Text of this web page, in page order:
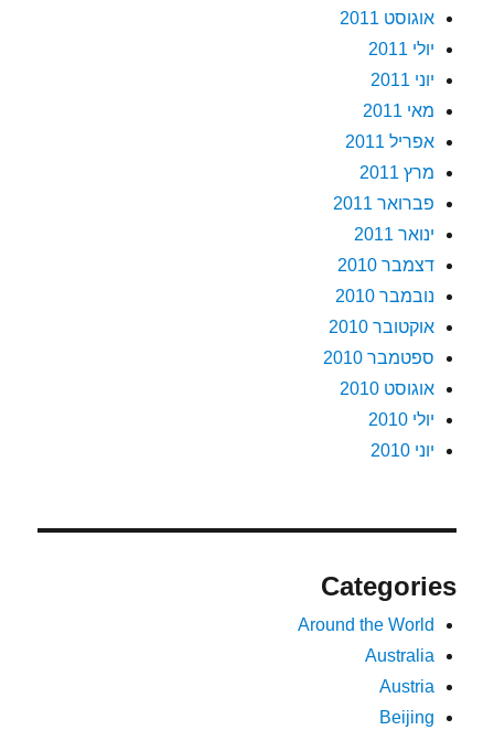
אוגוסט 2011
יולי 2011
יוני 2011
מאי 2011
אפריל 2011
מרץ 2011
פברואר 2011
ינואר 2011
דצמבר 2010
נובמבר 2010
אוקטובר 2010
ספטמבר 2010
אוגוסט 2010
יולי 2010
יוני 2010
Categories
Around the World
Australia
Austria
Beijing